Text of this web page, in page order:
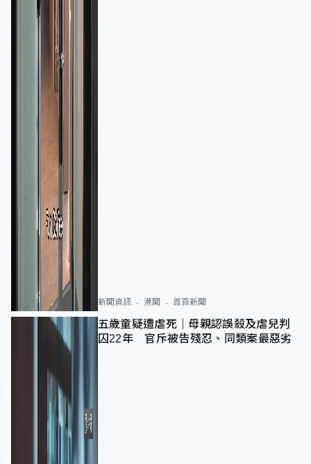
新聞資訊 港聞 首頁新聞
五歲童疑遭虐死｜母親認誤殺及虐兒判
囚22年 官斥被告殘忍、同類案最惡劣